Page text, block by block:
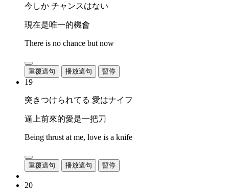
今しか チャンスはない
現在是唯一的機會
There is no chance but now
重覆這句 播放這句 暫停
19
突きつけられてる 愛はナイフ
逼上前來的愛是一把刀
Being thrust at me, love is a knife
重覆這句 播放這句 暫停
20